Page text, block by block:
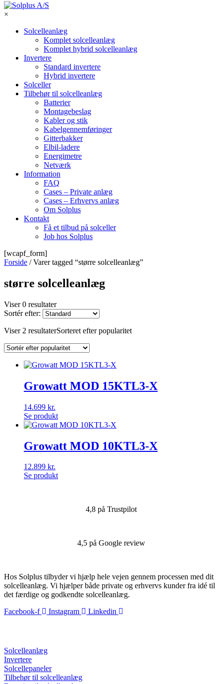
×
Solcelleanlæg
Komplet solcelleanlæg
Komplet hybrid solcelleanlæg
Invertere
Standard invertere
Hybrid invertere
Solceller
Tilbehør til solcelleanlæg
Batterier
Montagebeslag
Kabler og stik
Kabelgennemføringer
Gitterbakker
Elbil-ladere
Energimetre
Netværk
Information
FAQ
Cases – Private anlæg
Cases – Erhvervs anlæg
Om Solplus
Kontakt
Få et tilbud på solceller
Job hos Solplus
[wcapf_form]
Forside / Varer tagged “større solcelleanlæg”
større solcelleanlæg
Viser 0 resultater
Sortér efter:
Viser 2 resultaterSorteret efter popularitet
Growatt MOD 15KTL3-X
14.699 kr.
Se produkt
Growatt MOD 10KTL3-X
12.899 kr.
Se produkt
4,8 på Trustpilot
4,5 på Google review
Hos Solplus tilbyder vi hjælp hele vejen gennem processen med dit
solcelleanlæg. Vi hjælper både private og erhvervs kunder fra idé til
det færdige og godkendte solcelleanlæg.
Facebook-f
Instagram Linkedin
Solcelleanlæg
Invertere
Solcellepaneler
Tilbehør til solcelleanlæg